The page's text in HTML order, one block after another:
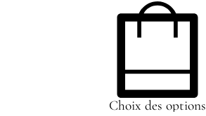
Choix des options